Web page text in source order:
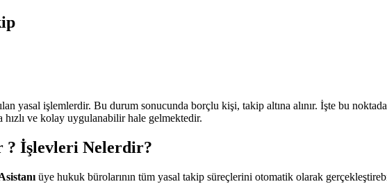
yasal işlemlerdir. Bu durum sonucunda borçlu kişi, takip altına alınır. İşte bu noktada
hızlı ve kolay uygulanabilir hale gelmektedir.
? İşlevleri Nelerdir?
üye hukuk bürolarının tüm yasal takip süreçlerini otomatik olarak